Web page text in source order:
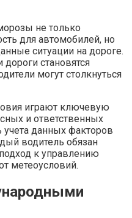
не только
для автомобилей, но
ситуации на дороге.
становятся
могут столкнуться
играют ключевую
и ответственных
данных факторов
водитель обязан
к управлению
метеоусловий.